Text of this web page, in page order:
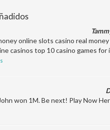
online slots casino real
casinos top 10 casino games for
won 1M. Be next! Play Now